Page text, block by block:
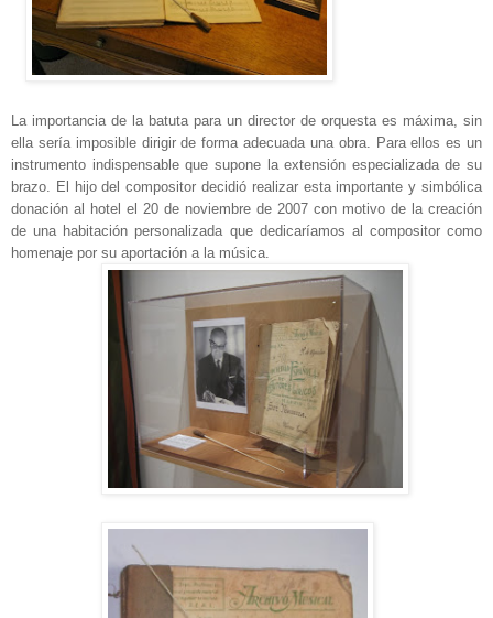
La importancia de la batuta para un director de orquesta es máxima, sin
ella sería imposible dirigir de forma adecuada una obra. Para ellos es un
instrumento indispensable que supone la extensión especializada de su
brazo. El hijo del compositor decidió realizar esta importante y simbólica
donación al hotel el 20 de noviembre de 2007 con motivo de la creación
de una habitación personalizada que dedicaríamos al compositor como
homenaje por su aportación a la música.